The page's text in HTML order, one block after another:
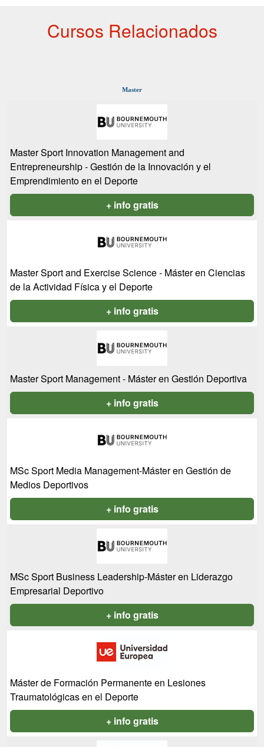
Cursos Relacionados
Master
Master Sport Innovation Management and
Entrepreneurship - Gestión de la Innovación y el
Emprendimiento en el Deporte
+ info gratis
Master Sport and Exercise Science - Máster en Ciencias
de la Actividad Física y el Deporte
+ info gratis
Master Sport Management - Máster en Gestión Deportiva
+ info gratis
MSc Sport Media Management-Máster en Gestión de
Medios Deportivos
+ info gratis
MSc Sport Business Leadership-Máster en Liderazgo
Empresarial Deportivo
+ info gratis
Máster de Formación Permanente en Lesiones
Traumatológicas en el Deporte
+ info gratis